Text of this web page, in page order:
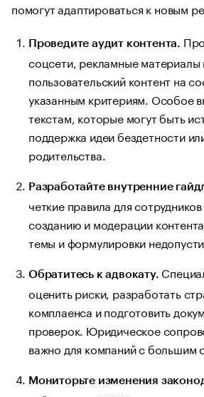
помогут адаптироваться к новым
Проведите аудит контента.
соцсети, рекламные материалы
пользовательский контент на
указанным критериям. Особое
текстам, которые могут быть
поддержка идеи бездетности
родительства.
Разработайте внутренние
четкие правила для
созданию и модерации
темы и формулировки
Обратитесь к адвокату.
оценить риски, разработать
комплаенса и подготовить
проверок. Юридическое
важно для компаний с большим
Мониторьте изменения